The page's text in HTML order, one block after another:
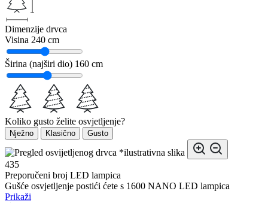
Dimenzije drvca
Visina 240 cm
Širina (najširi dio) 160 cm
Koliko gusto želite osvjetljenje?
Nježno Klasično Gusto
*ilustrativna slika
435
Preporučeni broj LED lampica
Gušće osvjetljenje postići ćete s 1600 NANO LED lampica
Prikaži